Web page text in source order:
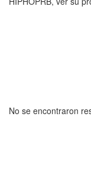
No se encontraron